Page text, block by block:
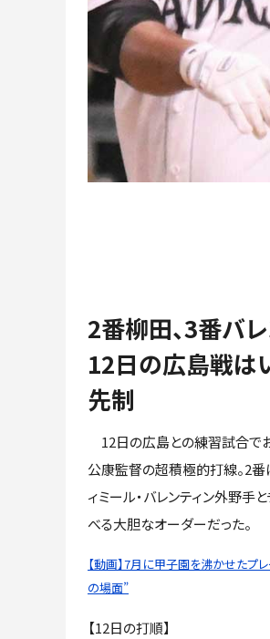
2番柳田、3番バ
12日の広島戦は
先制
12日の広島との練習試合で
公康監督の超積極的打線。2
ィミール・バレンティン外野手
べる大胆なオーダーだった。
【動画】7月に甲子園を沸かせた
の場面”
【12日の打順】